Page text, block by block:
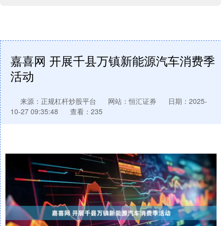
嘉喜网 开展千县万镇新能源汽车消费季
活动
来源：正规杠杆炒股平台 网站：恒汇证券
日期：2025-
10-27 09:35:48
查看：235